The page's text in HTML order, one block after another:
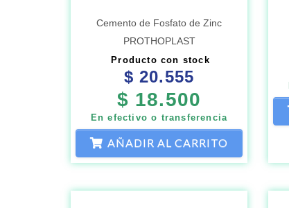
Cemento de Fosfato de Zinc
PROTHOPLAST
Producto con stock
$ 20.555
$ 18.500
En efectivo o transferencia
AÑADIR AL CARRITO